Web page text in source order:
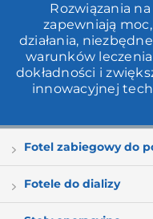
Rozwiązania
zapewniają
działania,
warunków
dokładności i
innowacyjnej
Fotel zabiegowy do
Fotele do dializy